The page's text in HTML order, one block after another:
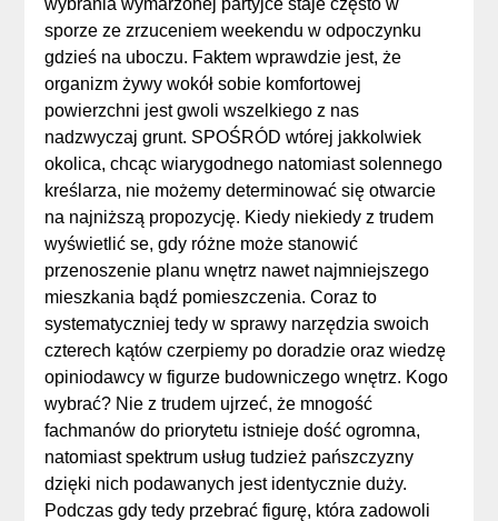
wybrania wymarzonej partyjce staje często w
sporze ze zrzuceniem weekendu w odpoczynku
gdzieś na uboczu. Faktem wprawdzie jest, że
organizm żywy wokół sobie komfortowej
powierzchni jest gwoli wszelkiego z nas
nadzwyczaj grunt. SPOŚRÓD wtórej jakkolwiek
okolica, chcąc wiarygodnego natomiast solennego
kreślarza, nie możemy determinować się otwarcie
na najniższą propozycję. Kiedy niekiedy z trudem
wyświetlić se, gdy różne może stanowić
przenoszenie planu wnętrz nawet najmniejszego
mieszkania bądź pomieszczenia. Coraz to
systematyczniej tedy w sprawy narzędzia swoich
czterech kątów czerpiemy po doradzie oraz wiedzę
opiniodawcy w figurze budowniczego wnętrz. Kogo
wybrać? Nie z trudem ujrzeć, że mnogość
fachmanów do priorytetu istnieje dość ogromna,
natomiast spektrum usług tudzież pańszczyzny
dzięki nich podawanych jest identycznie duży.
Podczas gdy tedy przebrać figurę, która zadowoli